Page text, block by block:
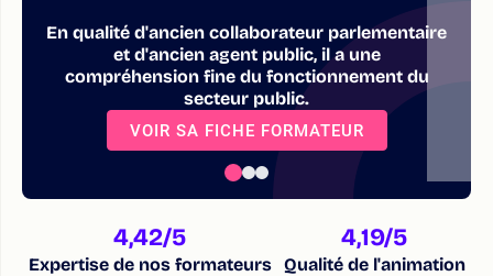
En qualité d'ancien collaborateur parlementaire
et d'ancien agent public, il a une
compréhension fine du fonctionnement du
secteur public.
VOIR SA FICHE FORMATEUR
4,42/5
Expertise de nos formateurs
4,19/5
Qualité de l'animation